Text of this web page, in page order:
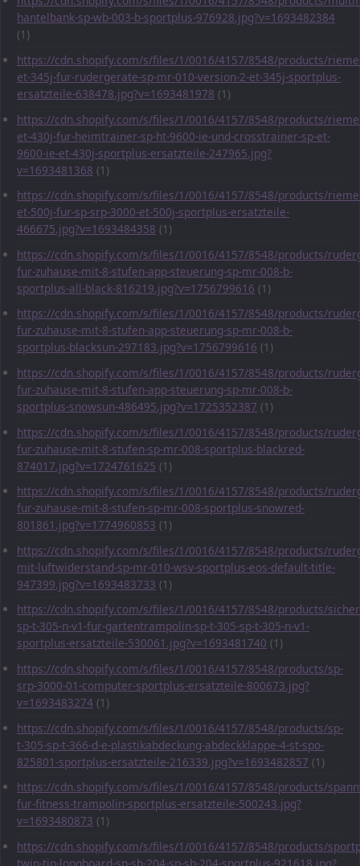
hantelbank-sp-wb-003-b-sportplus-976928.jpg?v=1693482384
(1)
https://cdn.shopify.com/s/files/1/0016/4157/8548/products/
et-345j-fur-rudergerate-sp-mr-010-version-2-et-345j-sportplus-
ersatzteile-638478.jpg?v=1693481978 (1)
https://cdn.shopify.com/s/files/1/0016/4157/8548/products/
et-430j-fur-heimtrainer-sp-ht-9600-ie-und-crosstrainer-sp-et-
9600-ie-et-430j-sportplus-ersatzteile-247965.jpg?
v=1693481368 (1)
https://cdn.shopify.com/s/files/1/0016/4157/8548/products/
et-500j-fur-sp-srp-3000-et-500j-sportplus-ersatzteile-
466675.jpg?v=1693484358 (1)
https://cdn.shopify.com/s/files/1/0016/4157/8548/products/
fur-zuhause-mit-8-stufen-app-steuerung-sp-mr-008-b-
sportplus-all-black-816219.jpg?v=1756799616 (1)
https://cdn.shopify.com/s/files/1/0016/4157/8548/products/
fur-zuhause-mit-8-stufen-app-steuerung-sp-mr-008-b-
sportplus-blacksun-297183.jpg?v=1756799616 (1)
https://cdn.shopify.com/s/files/1/0016/4157/8548/products/
fur-zuhause-mit-8-stufen-app-steuerung-sp-mr-008-b-
sportplus-snowsun-486495.jpg?v=1725352387 (1)
https://cdn.shopify.com/s/files/1/0016/4157/8548/products/
fur-zuhause-mit-8-stufen-sp-mr-008-sportplus-blackred-
874017.jpg?v=1724761625 (1)
https://cdn.shopify.com/s/files/1/0016/4157/8548/products/
fur-zuhause-mit-8-stufen-sp-mr-008-sportplus-snowred-
801861.jpg?v=1774960853 (1)
https://cdn.shopify.com/s/files/1/0016/4157/8548/products/
mit-luftwiderstand-sp-mr-010-wsv-sportplus-eos-default-title-
947399.jpg?v=1693483733 (1)
https://cdn.shopify.com/s/files/1/0016/4157/8548/products/
sp-t-305-n-v1-fur-gartentrampolin-sp-t-305-sp-t-305-n-v1-
sportplus-ersatzteile-530061.jpg?v=1693481740 (1)
https://cdn.shopify.com/s/files/1/0016/4157/8548/products/sp-
srp-3000-01-computer-sportplus-ersatzteile-800673.jpg?
v=1693483274 (1)
https://cdn.shopify.com/s/files/1/0016/4157/8548/products/sp-
t-305-sp-t-366-d-e-plastikabdeckung-abdeckklappe-4-st-spo-
825801-sportplus-ersatzteile-216339.jpg?v=1693482857 (1)
https://cdn.shopify.com/s/files/1/0016/4157/8548/products/
fur-fitness-trampolin-sportplus-ersatzteile-500243.jpg?
v=1693480873 (1)
https://cdn.shopify.com/s/files/1/0016/4157/8548/products/